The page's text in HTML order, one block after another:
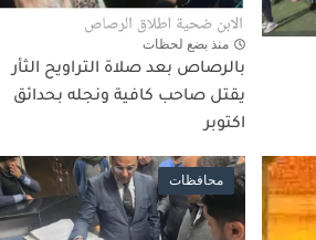
منذ بضع لحظات
بالرصاص بعد صلاة التراويح الثأر
يقتل صاحب كافية ونجله بحدائق
اكتوبر
محافظات